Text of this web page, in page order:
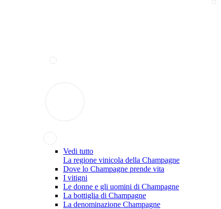
Vedi tutto
La regione vinicola della Champagne
Dove lo Champagne prende vita
I vitigni
Le donne e gli uomini di Champagne
La bottiglia di Champagne
La denominazione Champagne